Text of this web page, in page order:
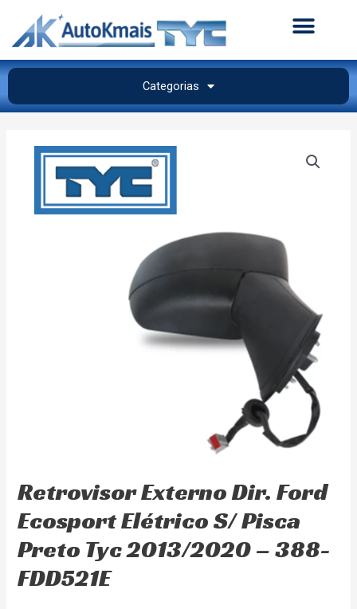
Categorias
Retrovisor Externo Dir. Ford
Ecosport Elétrico S/ Pisca
Preto Tyc 2013/2020 – 388-
FDD521E